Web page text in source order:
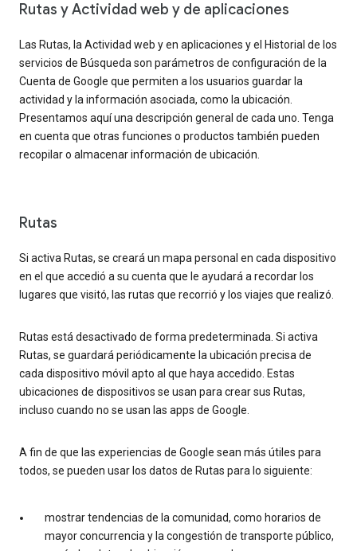
Rutas y Actividad web y de aplicaciones
Las Rutas, la Actividad web y en aplicaciones y el Historial de los
servicios de Búsqueda son parámetros de configuración de la
Cuenta de Google que permiten a los usuarios guardar la
actividad y la información asociada, como la ubicación.
Presentamos aquí una descripción general de cada uno. Tenga
en cuenta que otras funciones o productos también pueden
recopilar o almacenar información de ubicación.
Rutas
Si activa Rutas, se creará un mapa personal en cada dispositivo
en el que accedió a su cuenta que le ayudará a recordar los
lugares que visitó, las rutas que recorrió y los viajes que realizó.
Rutas está desactivado de forma predeterminada. Si activa
Rutas, se guardará periódicamente la ubicación precisa de
cada dispositivo móvil apto al que haya accedido. Estas
ubicaciones de dispositivos se usan para crear sus Rutas,
incluso cuando no se usan las apps de Google.
A fin de que las experiencias de Google sean más útiles para
todos, se pueden usar los datos de Rutas para lo siguiente:
mostrar tendencias de la comunidad, como horarios de
mayor concurrencia y la congestión de transporte público,